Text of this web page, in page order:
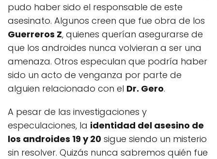
pudo haber sido el responsable de este
asesinato. Algunos creen que fue obra de los
Guerreros Z, quienes querían asegurarse de
que los androides nunca volvieran a ser una
amenaza. Otros especulan que podría haber
sido un acto de venganza por parte de
alguien relacionado con el Dr. Gero.
A pesar de las investigaciones y
especulaciones, la identidad del asesino de
los androides 19 y 20 sigue siendo un misterio
sin resolver. Quizás nunca sabremos quién fue